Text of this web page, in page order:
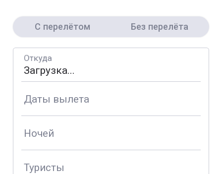
С перелётом Без перелёта
Откуда
Даты вылета
Ночей
Туристы